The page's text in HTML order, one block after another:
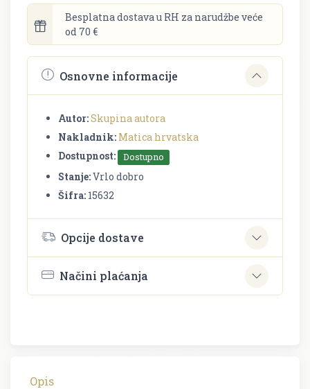
Besplatna dostava u RH za narudžbe veće
od 70 €
Osnovne informacije
Autor:Skupina autora
Nakladnik: Matica hrvatska
Dostupnost:
Dostupno
Stanje:Vrlo dobro
Šifra: 15632
Opcije dostave
Načini plaćanja
Opis